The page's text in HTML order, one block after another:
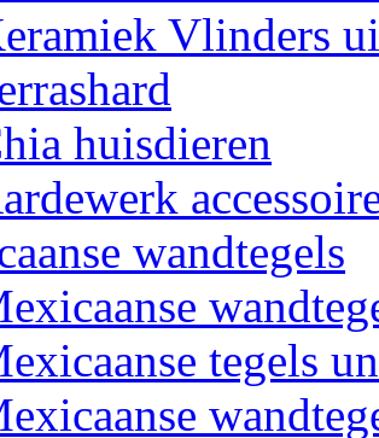
Vlinders
huisdieren
wandtegels
tegels